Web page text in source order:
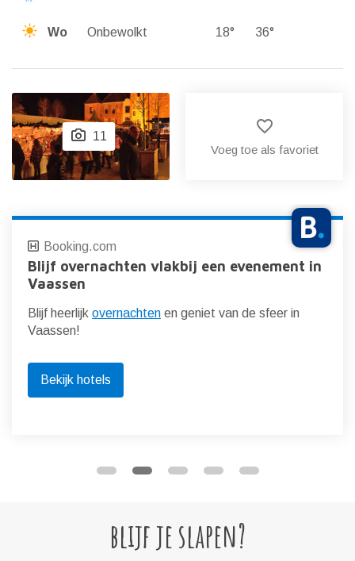
Wo Onbewolkt 18° 36°
11
favorite_border
Voeg toe als favoriet
Booking.com
Blijf overnachten vlakbij een evenement in
Vaassen
Blijf heerlijk overnachten en geniet van de sfeer in
Vaassen!
Bekijk hotels
blijf je slapen?